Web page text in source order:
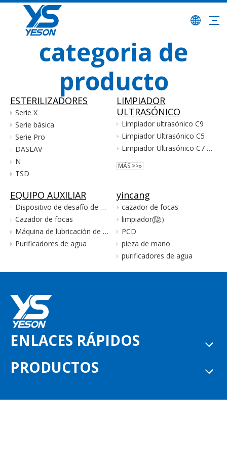
categoria de
producto
ESTERILIZADORES
Serie X
Serie básica
Serie Pro
DASLAV
N
TSD
LIMPIADOR
ULTRASÓNICO
Limpiador ultrasónico C9
Limpiador Ultrasónico C5
Limpiador Ultrasónico C7 Laboratorios Hospitalarios de Doble Tanque de Gran Capacidad
MÁS >>»
EQUIPO AUXILIAR
Dispositivo de desafío de proceso
Cazador de focas
Máquina de lubricación de piezas de mano
Purificadores de agua
yincang
cazador de focas
limpiador(隐）
PCD
pieza de mano
purificadores de agua
ENLACES RÁPIDOS
PRODUCTOS